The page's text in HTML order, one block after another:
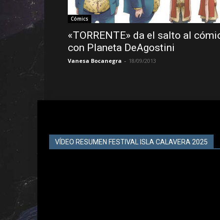
Cómics
«TORRENTE» da el salto al
con Planeta DeAgostini
Vanesa Bocanegra - 18/09/2013
VÍDEO RESUMEN FESTIVAL ISLA CALAVERA 2025